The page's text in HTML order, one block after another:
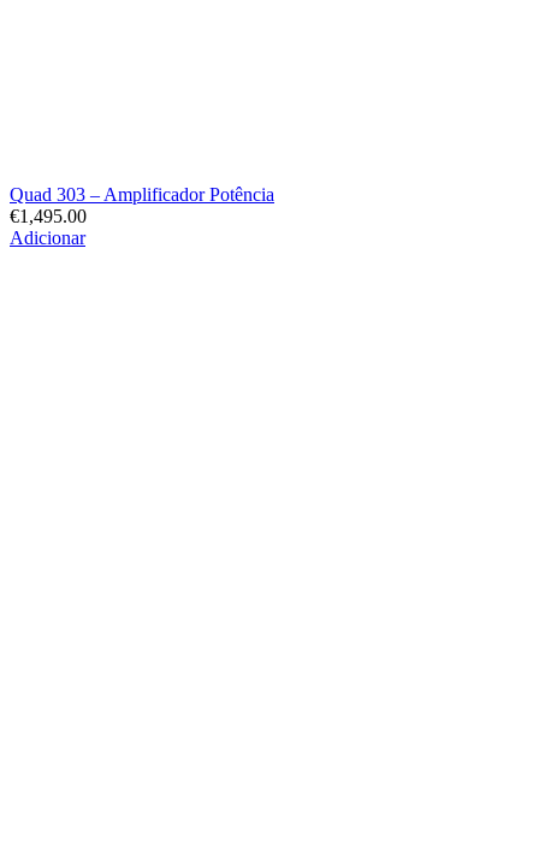
Quad 303 – Amplificador Potência
€1,495.00
Adicionar